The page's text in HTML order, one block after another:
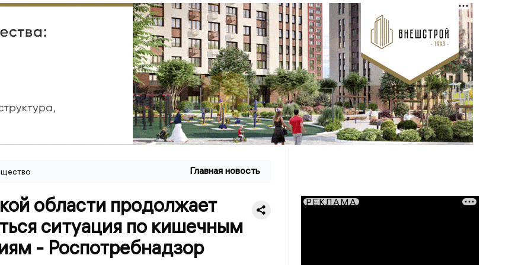
Главная новость
области продолжает
ситуация по кишечным
- Роспотребнадзор
РЕКЛАМА